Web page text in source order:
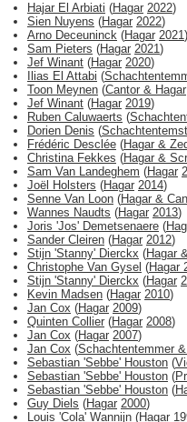
Hajar El Arbiati (Hagar 2022)
Sien Nuyens (Hagar 2022)
Arno Deceuninck (Hagar 2021)
Sam Pieters (Hagar 2021)
Jef Winant (Hagar 2020)
Ilias El Attabi (
Toon Meynen (Cantor & Hagar
Jef Winant (Hagar 2019)
Ruben Caluwaerts (
Dorien Denis (
Frédéric Desclée (Hagar &
Christina Fekkes (Hagar &
Sam Van Landeghem (Hagar
Joël Holsters (Hagar 2014)
Senne Van Loon (Hagar &
Wannes Naudts (Hagar 2013)
Joris 'Jos' Demetsenaere (
Sander Cleiren (Hagar 2012)
Stijn 'Stanny' Dierckx (Hagar
Christophe Van Gysel (Hagar
Stijn 'Stanny' Dierckx (Hagar
Kevin Madsen (Hagar 2010)
Jan Cox (Hagar 2009)
Quinten Collier (Hagar 2008)
Jan Cox (Hagar 2007)
Jan Cox (Schachtentemmer
Sebastian 'Sebbe' Houston (
Sebastian 'Sebbe' Houston (
Sebastian 'Sebbe' Houston (
Guy Diels (Hagar 2000)
Louis 'Cola' Wannijn (Hagar